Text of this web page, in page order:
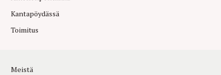
Kantapöydässä
Toimitus
Meistä